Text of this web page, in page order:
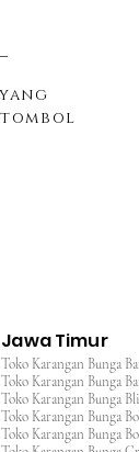
Jawa Timur
Toko Karangan Bunga
Toko Karangan Bunga
Toko Karangan Bunga
Toko Karangan Bunga
Toko Karangan Bunga